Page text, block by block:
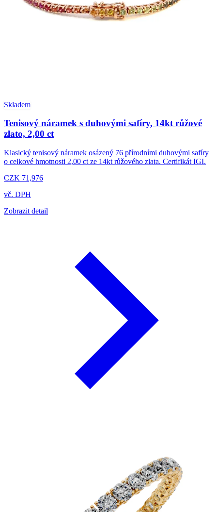
Skladem
Tenisový náramek s duhovými safíry, 14kt růžové
zlato, 2,00 ct
Klasický tenisový náramek osázený 76 přírodními duhovými safíry
o celkové hmotnosti 2,00 ct ze 14kt růžového zlata. Certifikát IGI.
CZK 71,976
vč. DPH
Zobrazit detail